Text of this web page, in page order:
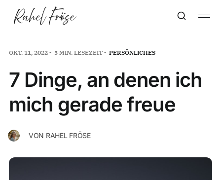
OKT. 11, 2022 5 MIN. LESEZEIT PERSÖNLICHES
7 Dinge, an denen ich
mich gerade freue
VON RAHEL FRÖSE